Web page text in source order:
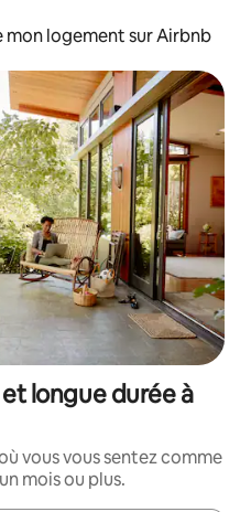
mon logement sur Airbnb
longue durée à
vous vous sentez comme
mois ou plus.